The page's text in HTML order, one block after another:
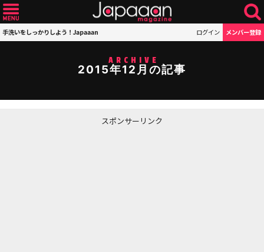
手洗いをしっかりしよう！Japaaan ログイン メンバー登録
ARCHIVE
2015年12月の記事
スポンサーリンク